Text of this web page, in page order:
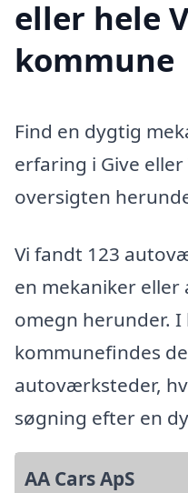
eller hele
kommune
Find en dygtig
erfaring i Give
oversigten
Vi fandt 123
en mekaniker
omegn herunder. I
kommunefindes
autoværksteder,
søgning efter en
AA Cars ApS